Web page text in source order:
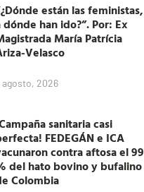
están las feministas,
dónde han ido?”. Por: Ex
María Patrícia
Velasco
agosto, 2026
sanitaria casi
FEDEGÁN e ICA
contra aftosa el 99
del hato bovino y bufalino
Colombia